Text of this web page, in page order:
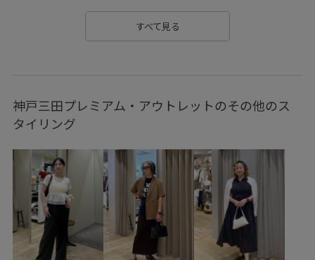
RP26SS
ちゃんとプラスかわいい保証 アクセサリー イージーケア
オケージョン
クロップド丈 コントラスト サテン シアー
シアー感 シボ感 シャツ シャツワンピース
シャープ シワになりにくい シンプル シール
ジャケット ジーンズ スクエアトゥ スタイリッシュ
すべて見る
神戸三田プレミアム・アウトレットのその他のス
タイリング